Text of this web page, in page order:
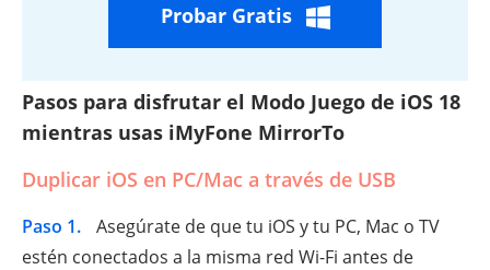
Probar Gratis
Pasos para disfrutar el Modo Juego de iOS 18
mientras usas iMyFone MirrorTo
Duplicar iOS en PC/Mac a través de USB
Paso 1.
Asegúrate de que tu iOS y tu PC, Mac o TV
estén conectados a la misma red Wi-Fi antes de